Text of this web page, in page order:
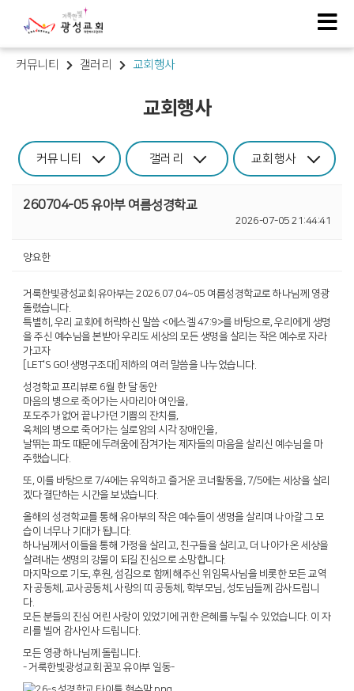
커뮤니티 갤러리 교회행사
교회행사
커뮤니티 갤러리 교회행사
260704-05 유아부 여름성경학교
2026-07-05 21:44:41
양요한
거룩한빛광성교회 유아부는 2026.07.04~05 여름성경학교로 하나님께 영광
돌렸습니다.
특별히, 우리 교회에 허락하신 말씀 <에스겔 47:9>를 바탕으로, 우리에게 생명
을 주신 예수님을 본받아 우리도 세상의 모든 생명을 살리는 작은 예수로 자라
가고자
[LET'S GO! 생명구조대] 제하의 여러 말씀을 나누었습니다.
성경학교 프리뷰로 6월 한 달 동안
마음의 병으로 죽어가는 사마리아 여인을,
포도주가 없어 끝나가던 기쁨의 잔치를,
육체의 병으로 죽어가는 실로암의 시각 장애인을,
날뛰는 파도 때문에 두려움에 잠겨가는 제자들의 마음을 살리신 예수님을 마
주했습니다.
또, 이를 바탕으로 7/4에는 유익하고 즐거운 코너활동을, 7/5에는 세상을 살리
겠다 결단하는 시간을 보냈습니다.
올해의 성경학교를 통해 유아부의 작은 예수들이 생명을 살리며 나아갈 그 모
습이 너무나 기대가 됩니다.
하나님께서 이들을 통해 가정을 살리고, 친구들을 살리고, 더 나아가 온 세상을
살려내는 생명의 강물이 되길 진심으로 소망합니다.
마지막으로 기도, 후원, 섬김으로 함께 해주신 위임목사님을 비롯한 모든 교역
자 공동체, 교사공동체, 사랑의 띠 공동체, 학부모님, 성도님들께 감사드립니
다.
모든 분들의 진심 어린 사랑이 있었기에 귀한 은혜를 누릴 수 있었습니다. 이 자
리를 빌어 감사인사 드립니다.
모든 영광 하나님께 돌립니다.
- 거룩한빛광성교회 꿈꼬 유아부 일동-